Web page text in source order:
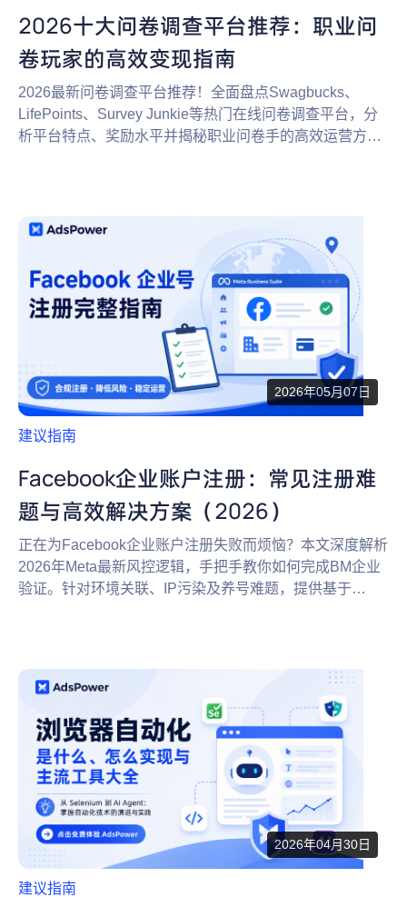
2026十大问卷调查平台推荐：职业问
卷玩家的高效变现指南
2026最新问卷调查平台推荐！全面盘点Swagbucks、
LifePoints、Survey Junkie等热门在线问卷调查平台，分
析平台特点、奖励水平并揭秘职业问卷手的高效运营方
2026年05月07日
建议指南
Facebook企业账户注册：常见注册难
题与高效解决方案（2026）
正在为Facebook企业账户注册失败而烦恼？本文深度解析
2026年Meta最新风控逻辑，手把手教你如何完成BM企业
验证。针对环境关联、IP污染及养号难题，提供基于
2026年04月30日
建议指南